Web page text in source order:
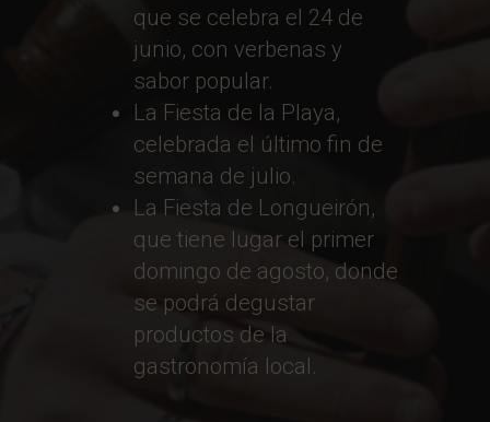
que se celebra el 24 de
junio, con verbenas y
sabor popular.
La Fiesta de la Playa,
celebrada el último fin de
semana de julio.
La Fiesta de Longueirón,
que tiene lugar el primer
domingo de agosto, donde
se podrá degustar
productos de la
gastronomía local.